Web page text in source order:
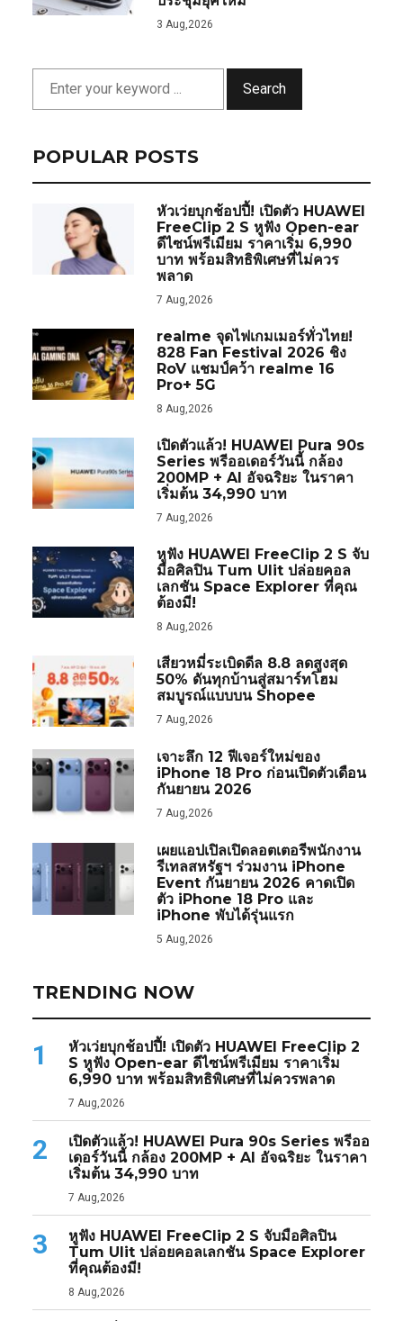
3 Aug,2026
Search
POPULAR POSTS
หัวเว่ยบุกช้อปปี้! เปิดตัว HUAWEI
FreeClip 2 S หูฟัง Open-ear
ดีไซน์พรีเมียม ราคาเริ่ม 6,990
บาท พร้อมสิทธิพิเศษที่ไม่ควร
พลาด
7 Aug,2026
realme จุดไฟเกมเมอร์ทั่วไทย!
828 Fan Festival 2026 ชิง
RoV แชมป์คว้า realme 16
Pro+ 5G
8 Aug,2026
เปิดตัวแล้ว! HUAWEI Pura 90s
Series พรีออเดอร์วันนี้ กล้อง
200MP + AI อัจฉริยะ ในราคา
เริ่มต้น 34,990 บาท
7 Aug,2026
หูฟัง HUAWEI FreeClip 2 S จับ
มือศิลปิน Tum Ulit ปล่อยคอล
เลกชัน Space Explorer ที่คุณ
ต้องมี!
8 Aug,2026
เสียวหมี่ระเบิดดีล 8.8 ลดสูงสุด
50% ดันทุกบ้านสู่สมาร์ทโฮม
สมบูรณ์แบบบน Shopee
7 Aug,2026
เจาะลึก 12 ฟีเจอร์ใหม่ของ
iPhone 18 Pro ก่อนเปิดตัวเดือน
กันยายน 2026
7 Aug,2026
เผยแอปเปิลเปิดลอตเตอรีพนักงาน
รีเทลสหรัฐฯ ร่วมงาน iPhone
Event กันยายน 2026 คาดเปิด
ตัว iPhone 18 Pro และ
iPhone พับได้รุ่นแรก
5 Aug,2026
TRENDING NOW
1
หัวเว่ยบุกช้อปปี้! เปิดตัว HUAWEI FreeClip 2
S หูฟัง Open-ear ดีไซน์พรีเมียม ราคาเริ่ม
6,990 บาท พร้อมสิทธิพิเศษที่ไม่ควรพลาด
7 Aug,2026
2
เปิดตัวแล้ว! HUAWEI Pura 90s Series พรีออ
เดอร์วันนี้ กล้อง 200MP + AI อัจฉริยะ ในราคา
เริ่มต้น 34,990 บาท
7 Aug,2026
3
หูฟัง HUAWEI FreeClip 2 S จับมือศิลปิน
Tum Ulit ปล่อยคอลเลกชัน Space Explorer
ที่คุณต้องมี!
8 Aug,2026